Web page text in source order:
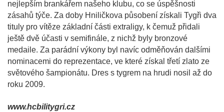
nejlepším brankářem našeho klubu, co se úspěšnosti
zásahů týče. Za doby Hniličkova působení získali Tygři dva
tituly pro vítěze základní části extraligy, k čemuž přidali
ještě dvě účasti v semifinále, z nichž byly bronzové
medaile. Za parádní výkony byl navíc odměňován dalšími
nominacemi do reprezentace, ve které získal třetí zlato ze
světového šampionátu. Dres s tygrem na hrudi nosil až do
roku 2009.
www.hcbilitygri.cz